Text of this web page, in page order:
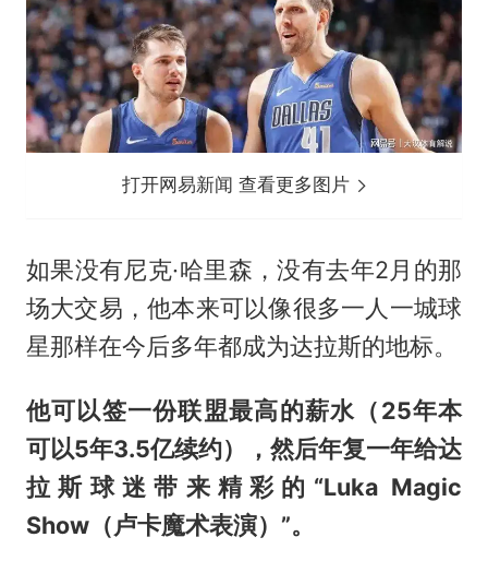
打开网易新闻 查看更多图片
如果没有尼克·哈里森，没有去年2月的那
场大交易，他本来可以像很多一人一城球
星那样在今后多年都成为达拉斯的地标。
他可以签一份联盟最高的薪水（25年本
可以5年3.5亿续约），然后年复一年给达
拉斯球迷带来精彩的“Luka Magic
Show（卢卡魔术表演）”。